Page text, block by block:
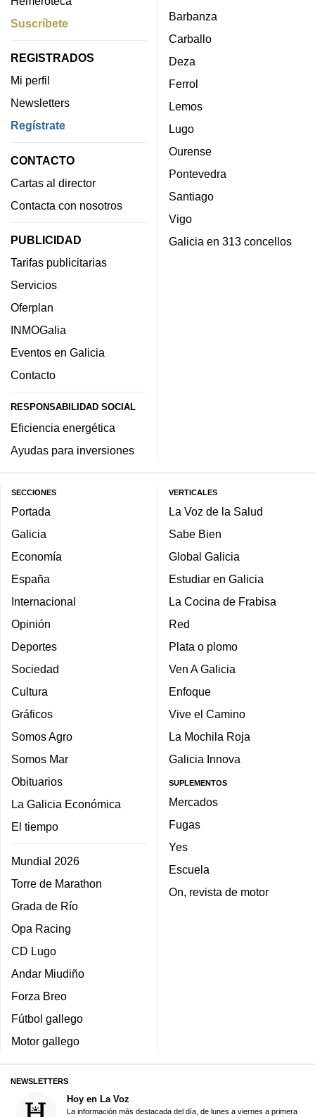
Suscríbete
REGISTRADOS
Mi perfil
Newsletters
Regístrate
CONTACTO
Cartas al director
Contacta con nosotros
PUBLICIDAD
Tarifas publicitarias
Servicios
Oferplan
INMOGalia
Eventos en Galicia
Contacto
RESPONSABILIDAD SOCIAL
Eficiencia energética
Ayudas para inversiones
Barbanza
Carballo
Deza
Ferrol
Lemos
Lugo
Ourense
Pontevedra
Santiago
Vigo
Galicia en 313 concellos
SECCIONES
Portada
Galicia
Economía
España
Internacional
Opinión
Deportes
Sociedad
Cultura
Gráficos
Somos Agro
Somos Mar
Obituarios
La Galicia Económica
El tiempo
Mundial 2026
Torre de Marathon
Grada de Río
Opa Racing
CD Lugo
Andar Miudiño
Forza Breo
Fútbol gallego
Motor gallego
VERTICALES
La Voz de la Salud
Sabe Bien
Global Galicia
Estudiar en Galicia
La Cocina de Frabisa
Red
Plata o plomo
Ven A Galicia
Enfoque
Vive el Camino
La Mochila Roja
Galicia Innova
SUPLEMENTOS
Mercados
Fugas
Yes
Escuela
On, revista de motor
NEWSLETTERS
Hoy en La Voz
La información más destacada del día, de lunes a viernes a primera